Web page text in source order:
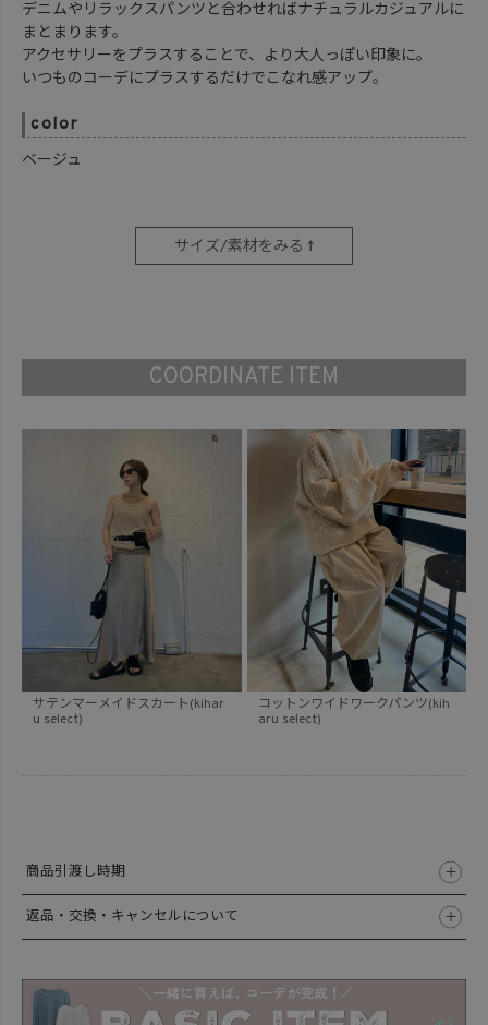
デニムやリラックスパンツと合わせればナチュラルカジュアルに
まとまります。
アクセサリーをプラスすることで、より大人っぽい印象に。
いつものコーデにプラスするだけでこなれ感アップ。
color
ベージュ
サイズ/素材をみる ↑
COORDINATE ITEM
サテンマーメイドスカート(kihar
u select)
コットンワイドワークパンツ(kih
aru select)
商品引渡し時期
返品・交換・キャンセルについて